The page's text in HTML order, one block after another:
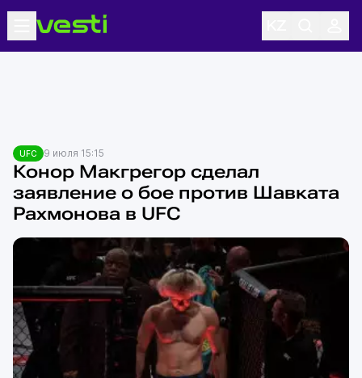
UFC 9 июля 15:15
Конор Макгрегор сделал
заявление о бое против Шавката
Рахмонова в UFC